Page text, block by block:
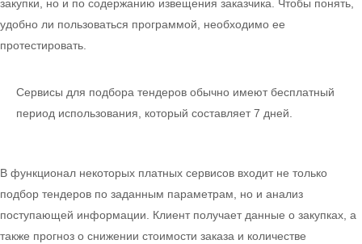
закупки, но и по содержанию извещения заказчика. Чтобы понять,
удобно ли пользоваться программой, необходимо ее
протестировать.
Сервисы для подбора тендеров обычно имеют бесплатный
период использования, который составляет 7 дней.
В функционал некоторых платных сервисов входит не только
подбор тендеров по заданным параметрам, но и анализ
поступающей информации. Клиент получает данные о закупках, а
также прогноз о снижении стоимости заказа и количестве